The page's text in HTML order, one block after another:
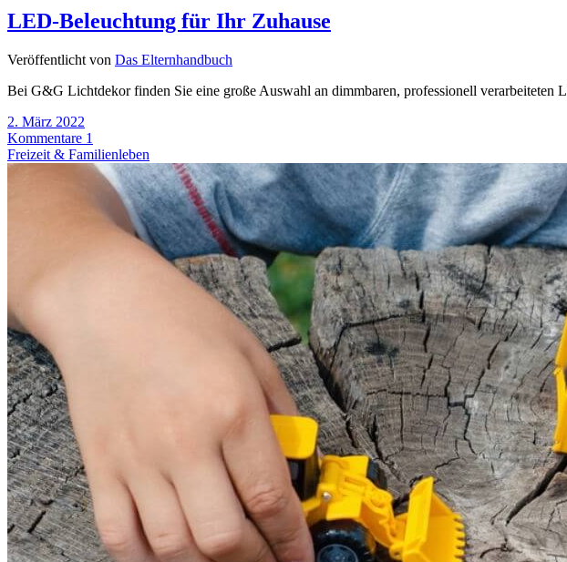
LED-Beleuchtung für Ihr Zuhause
Veröffentlicht von Das Elternhandbuch
Bei G&G Lichtdekor finden Sie eine große Auswahl an dimmbaren, professionell verarbeiteten
2. März 2022
Kommentare 1
Freizeit & Familienleben